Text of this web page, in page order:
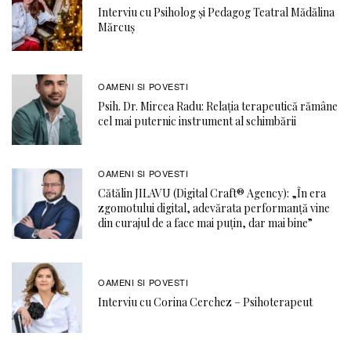
Interviu cu Psiholog și Pedagog Teatral Mădălina
Mărcuș
OAMENI SI POVESTI
Psih. Dr. Mircea Radu: Relația terapeutică rămâne
cel mai puternic instrument al schimbării
OAMENI SI POVESTI
Cătălin JILAVU (Digital Craft® Agency): „În era
zgomotului digital, adevărata performanță vine
din curajul de a face mai puțin, dar mai bine”
OAMENI SI POVESTI
Interviu cu Corina Cerchez – Psihoterapeut